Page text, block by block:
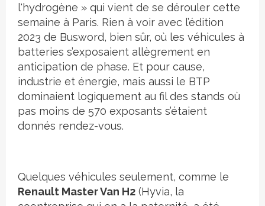
l'hydrogène » qui vient de se dérouler cette
semaine à Paris. Rien à voir avec l’édition
2023 de Busword, bien sûr, où les véhicules à
batteries s’exposaient allègrement en
anticipation de phase. Et pour cause,
industrie et énergie, mais aussi le BTP
dominaient logiquement au fil des stands où
pas moins de 570 exposants s’étaient
donnés rendez-vous.
Quelques véhicules seulement, comme le
Renault Master Van H2 (Hyvia, la